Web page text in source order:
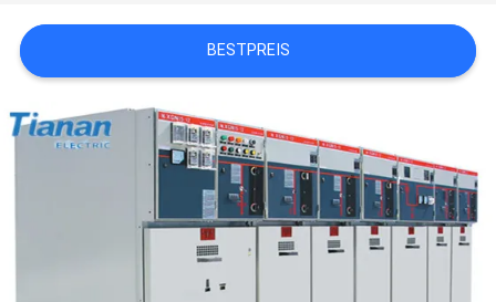
VERBINDUNG
NACHRICHTEN
BESTPREIS